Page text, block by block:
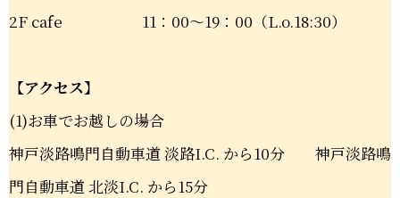
2F cafe 11：00～19：00（L.o.18:30）
【アクセス】
(1)お車でお越しの場合
神戸淡路鳴門自動車道 淡路I.C. から10分 神戸淡路鳴
門自動車道 北淡I.C. から15分